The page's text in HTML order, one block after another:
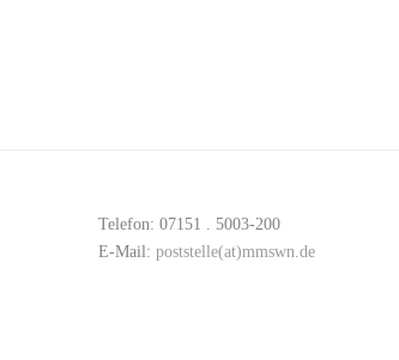
Telefon: 07151 . 5003-200
E-Mail: poststelle(at)mmswn.de